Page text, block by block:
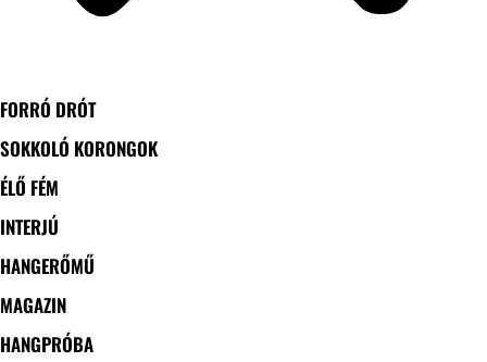
FORRÓ DRÓT
SOKKOLÓ KORONGOK
ÉLŐ FÉM
INTERJÚ
HANGERŐMŰ
MAGAZIN
HANGPRÓBA